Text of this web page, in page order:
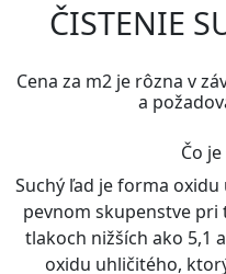
ČISTENIE
Cena za m2 je rôzna v
a
Čo
Suchý ľad je forma
pevnom skupenstve pri
tlakoch nižších ako 5,1
oxidu uhličitého,